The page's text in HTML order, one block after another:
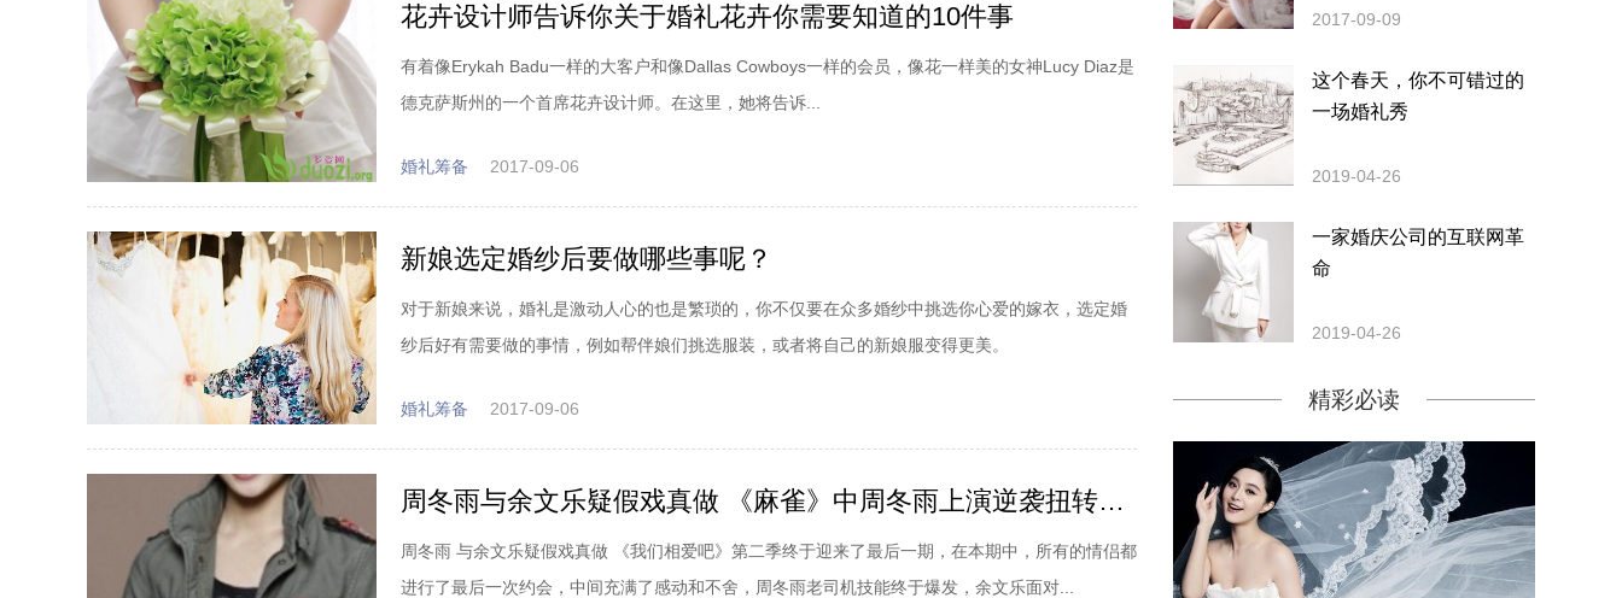
花卉设计师告诉你关于婚礼花卉你需要知道的10件事
有着像Erykah Badu一样的大客户和像Dallas Cowboys一样的会员，像花一样美的女神Lucy Diaz是
德克萨斯州的一个首席花卉设计师。在这里，她将告诉...
婚礼筹备 2017-09-06
新娘选定婚纱后要做哪些事呢？
对于新娘来说，婚礼是激动人心的也是繁琐的，你不仅要在众多婚纱中挑选你心爱的嫁衣，选定婚
纱后好有需要做的事情，例如帮伴娘们挑选服装，或者将自己的新娘服变得更美。
婚礼筹备 2017-09-06
周冬雨与余文乐疑假戏真做 《麻雀》中周冬雨上演逆袭扭转争议
周冬雨 与余文乐疑假戏真做 《我们相爱吧》第二季终于迎来了最后一期，在本期中，所有的情侣都
进行了最后一次约会，中间充满了感动和不舍，周冬雨老司机技能终于爆发，余文乐面对...
2017-09-09
这个春天，你不可错过的
一场婚礼秀
2019-04-26
一家婚庆公司的互联网革
命
2019-04-26
精彩必读